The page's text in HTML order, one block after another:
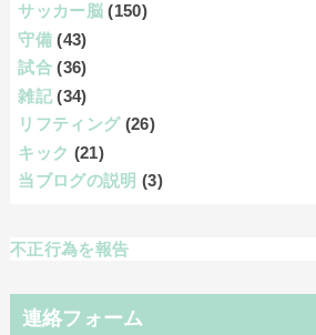
サッカー脳 (150)
守備 (43)
試合 (36)
雑記 (34)
リフティング (26)
キック (21)
当ブログの説明 (3)
不正行為を報告
連絡フォーム